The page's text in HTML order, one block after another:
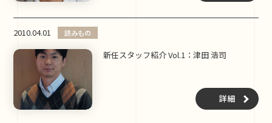
2010.04.01 読みもの
新任スタッフ紹介 Vol.1：津田 浩司
詳細